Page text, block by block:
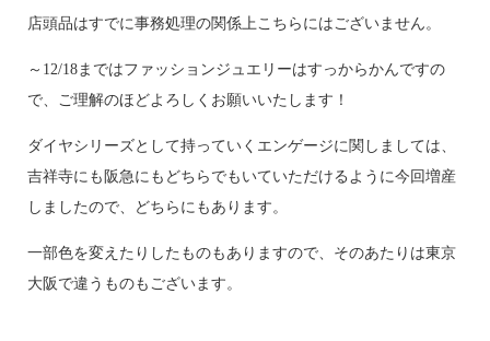
店頭品はすでに事務処理の関係上こちらにはございません。
～12/18まではファッションジュエリーはすっからかんですの
で、ご理解のほどよろしくお願いいたします！
ダイヤシリーズとして持っていくエンゲージに関しましては、
吉祥寺にも阪急にもどちらでもいていただけるように今回増産
しましたので、どちらにもあります。
一部色を変えたりしたものもありますので、そのあたりは東京
大阪で違うものもございます。